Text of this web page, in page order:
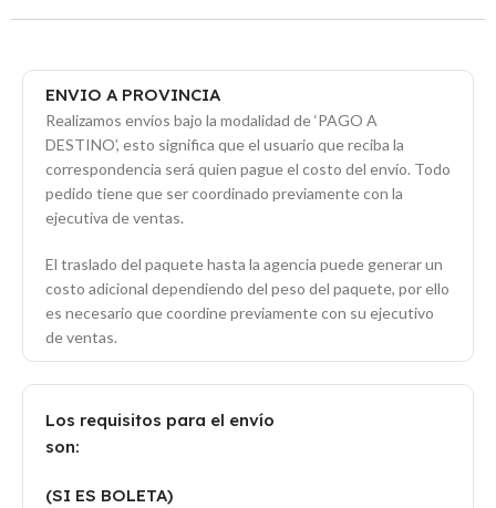
ENVIO A PROVINCIA
Realizamos envíos bajo la modalidad de ‘PAGO A
DESTINO’, esto significa que el usuario que reciba la
correspondencia será quien pague el costo del envío. Todo
pedido tiene que ser coordinado previamente con la
ejecutiva de ventas.
El traslado del paquete hasta la agencia puede generar un
costo adicional dependiendo del peso del paquete, por ello
es necesario que coordine previamente con su ejecutivo
de ventas.
Los requisitos para el envío
son:
(SI ES BOLETA)